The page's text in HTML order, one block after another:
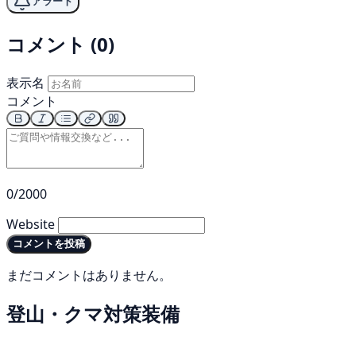
コメント (0)
表示名
コメント
0/2000
Website
コメントを投稿
まだコメントはありません。
登山・クマ対策装備